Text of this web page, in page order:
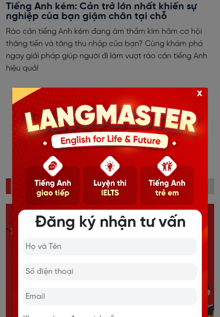
Tiếng Anh kém: Cản trở lớn nhất khiến sự
nghiệp của bạn giậm chân tại chỗ
Rào cản tiếng Anh kém đang âm thầm kìm hãm cơ hội
thăng tiến và tăng thu nhập của bạn? Cùng khám phá
ngay giải pháp giúp người đi làm vượt rào cản tiếng Anh
hiệu quả!
‹ 1 2 3 4 5 6 7 8 9
10 ... 25 ›
ĐỌC NHIỀU
Đăng ký nhận tư vấn
x